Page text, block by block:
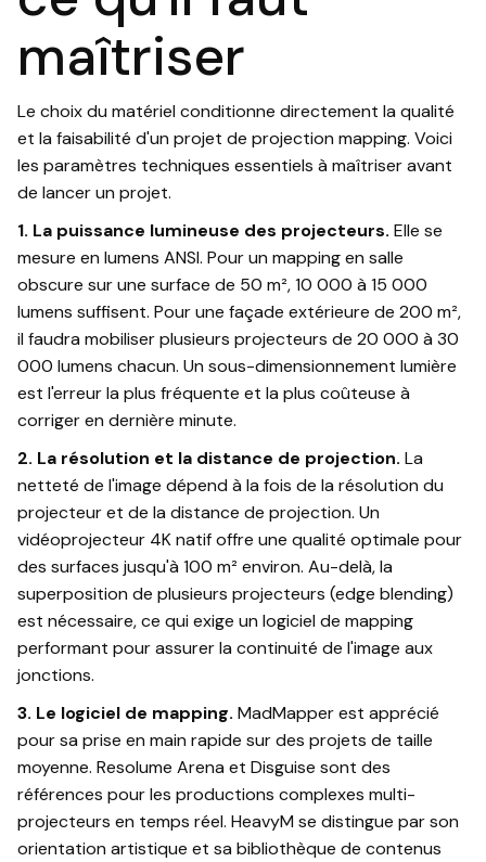
maîtriser
Le choix du matériel conditionne directement la qualité
et la faisabilité d'un projet de projection mapping. Voici
les paramètres techniques essentiels à maîtriser avant
de lancer un projet.
1. La puissance lumineuse des projecteurs. Elle se
mesure en lumens ANSI. Pour un mapping en salle
obscure sur une surface de 50 m², 10 000 à 15 000
lumens suffisent. Pour une façade extérieure de 200 m²,
il faudra mobiliser plusieurs projecteurs de 20 000 à 30
000 lumens chacun. Un sous-dimensionnement lumière
est l'erreur la plus fréquente et la plus coûteuse à
corriger en dernière minute.
2. La résolution et la distance de projection. La
netteté de l'image dépend à la fois de la résolution du
projecteur et de la distance de projection. Un
vidéoprojecteur 4K natif offre une qualité optimale pour
des surfaces jusqu'à 100 m² environ. Au-delà, la
superposition de plusieurs projecteurs (edge blending)
est nécessaire, ce qui exige un logiciel de mapping
performant pour assurer la continuité de l'image aux
jonctions.
3. Le logiciel de mapping. MadMapper est apprécié
pour sa prise en main rapide sur des projets de taille
moyenne. Resolume Arena et Disguise sont des
références pour les productions complexes multi-
projecteurs en temps réel. HeavyM se distingue par son
orientation artistique et sa bibliothèque de contenus